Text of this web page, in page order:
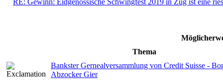
Thema
Bankster Gernealversammlung von Credit Suisse -
Abzocker Gier